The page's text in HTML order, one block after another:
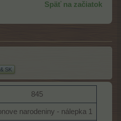
Späť na začiatok
SK
845​
narodeniny - nálepka 1